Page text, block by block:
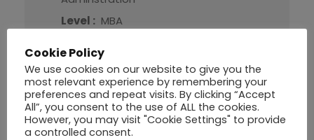
Level : MBA
More Detail
Cookie Policy
We use cookies on our website to give you the
most relevant experience by remembering your
preferences and repeat visits. By clicking “Accept
All”, you consent to the use of ALL the cookies.
However, you may visit "Cookie Settings" to provide
a controlled consent.